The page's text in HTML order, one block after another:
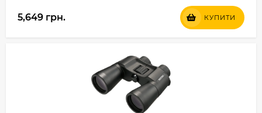
5,649 грн. КУПИТИ